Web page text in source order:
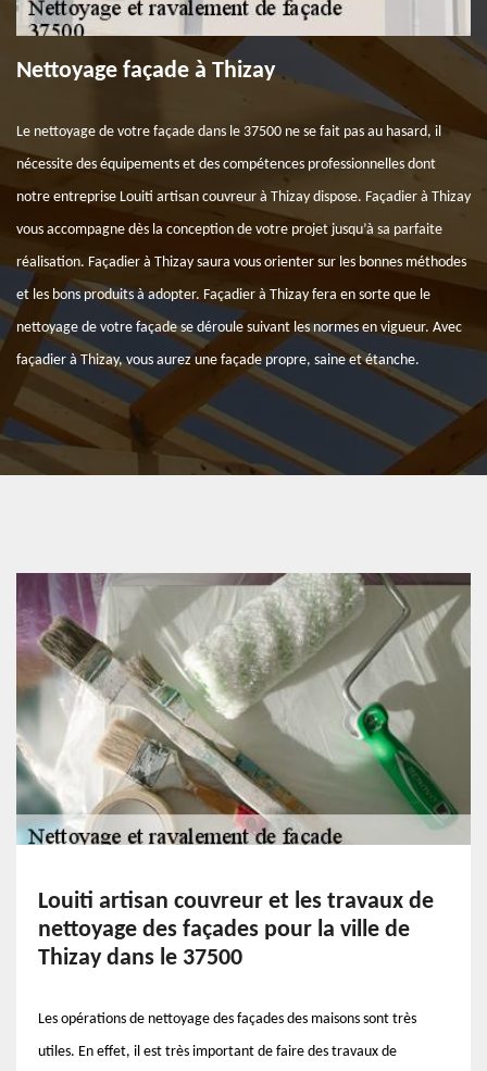
Nettoyage façade à Thizay
Le nettoyage de votre façade dans le 37500 ne se fait pas au hasard, il
nécessite des équipements et des compétences professionnelles dont
notre entreprise Louiti artisan couvreur à Thizay dispose. Façadier à Thizay
vous accompagne dès la conception de votre projet jusqu’à sa parfaite
réalisation. Façadier à Thizay saura vous orienter sur les bonnes méthodes
et les bons produits à adopter. Façadier à Thizay fera en sorte que le
nettoyage de votre façade se déroule suivant les normes en vigueur. Avec
façadier à Thizay, vous aurez une façade propre, saine et étanche.
Louiti artisan couvreur et les travaux de
nettoyage des façades pour la ville de
Thizay dans le 37500
Les opérations de nettoyage des façades des maisons sont très
utiles. En effet, il est très important de faire des travaux de